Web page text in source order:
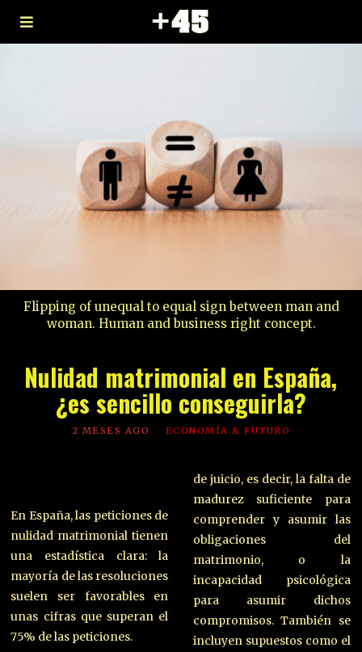
Flipping of unequal to equal sign between man and
woman. Human and business right concept.
Nulidad matrimonial en España,
¿es sencillo conseguirla?
2 MESES AGO ECONOMÍA & FUTURO
En España, las peticiones de
nulidad matrimonial tienen
una estadística clara: la
mayoría de las resoluciones
suelen ser favorables en
unas cifras que superan el
75% de las peticiones.
de juicio, es decir, la falta de
madurez suficiente para
comprender y asumir las
obligaciones del
matrimonio, o la
incapacidad psicológica
para asumir dichos
compromisos. También se
incluyen supuestos como el